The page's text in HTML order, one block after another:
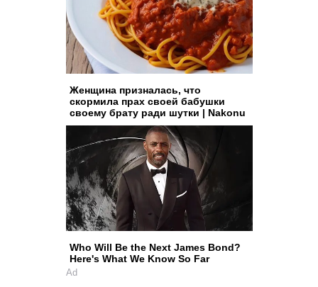
Женщина призналась, что
скормила прах своей бабушки
своему брату ради шутки | Nakonu
Who Will Be the Next James Bond?
Here's What We Know So Far
Ad